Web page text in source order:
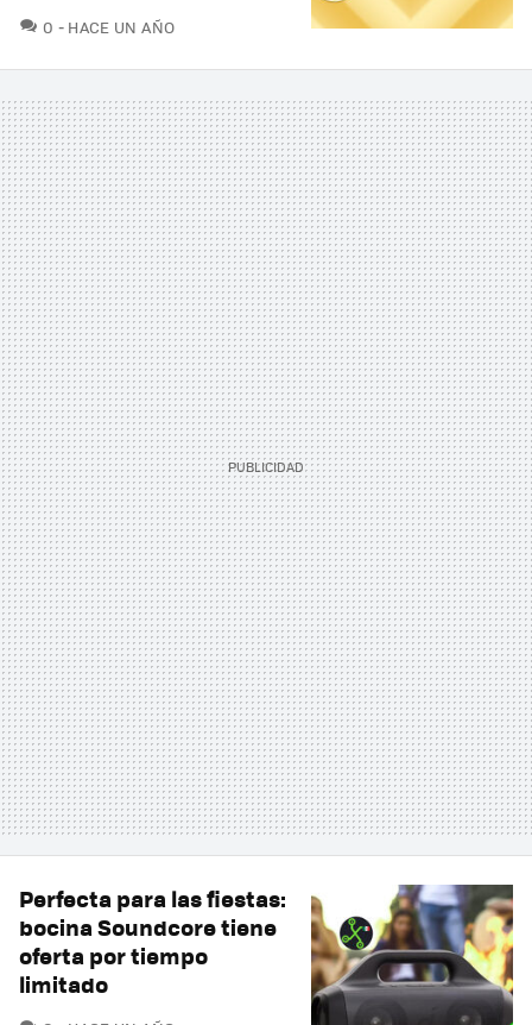
0 COMENTARIOS
HACE UN AÑO
Perfecta para las fiestas:
bocina Soundcore tiene
oferta por tiempo
limitado